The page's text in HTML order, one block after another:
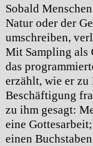
Sobald
Natur oder der
umschreiben,
Mit Sampling als
das
erzählt, wie er zu
Beschäftigung
zu ihm gesagt:
eine
einen